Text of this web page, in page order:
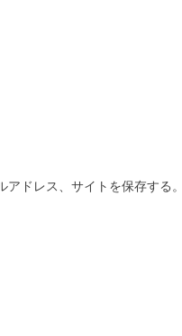
ドレス、サイトを保存する。